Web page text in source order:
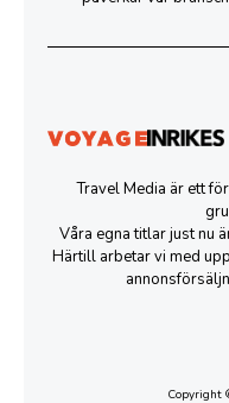
Travel Media är ett
Våra egna titlar just nu
Härtill arbetar vi med
Copyright